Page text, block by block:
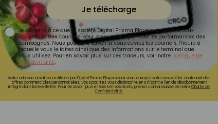
Je télécharge
Je consens à ce que la société Digital Prisma Players analyse le taux
d'ouverture des courriels pour mesurer et optimiser les performances des
campagnes. Nous pourrons savoir si vous ouvrez les courriels, l'heure à
laquelle vous le faites ainsi que des informations sur le terminal que
vous utilisez. Pour en savoir plus sur ces traceurs, voir notre politique de
confidentialité.
Votre adresse email sera utilisée par Digital Prisma Playerspour vous envoyer votre newsletter contenant des
offres commerciales personnalisées. Vous pourrez vous désinscrire en utilisant le lien de désabonnement
intégré dans la newsletter. Pour en savoir plus et exercer vos droits, prenez connaissance de notreCharte de
Confidentialité.